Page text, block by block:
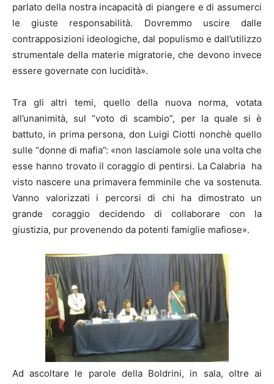
parlato della nostra incapacità di piangere e di assumerci
le giuste responsabilità. Dovremmo uscire dalle
contrapposizioni ideologiche, dal populismo e dall’utilizzo
strumentale della materie migratorie, che devono invece
essere governate con lucidità».
Tra gli altri temi, quello della nuova norma, votata
all’unanimità, sul “voto di scambio”, per la quale si è
battuto, in prima persona, don Luigi Ciotti nonchè quello
sulle “donne di mafia”: «non lasciamole sole una volta che
esse hanno trovato il coraggio di pentirsi. La Calabria ha
visto nascere una primavera femminile che va sostenuta.
Vanno valorizzati i percorsi di chi ha dimostrato un
grande coraggio decidendo di collaborare con la
giustizia, pur provenendo da potenti famiglie mafiose».
Ad ascoltare le parole della Boldrini, in sala, oltre ai